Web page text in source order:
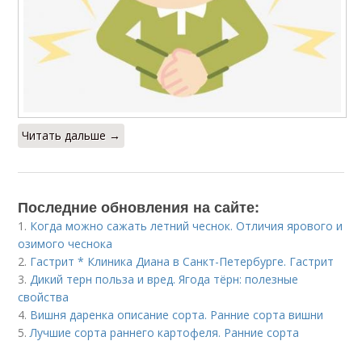
Читать дальше →
Последние обновления на сайте:
1. Когда можно сажать летний чеснок. Отличия ярового и
озимого чеснока
2. Гастрит * Клиника Диана в Санкт-Петербурге. Гастрит
3. Дикий терн польза и вред. Ягода тёрн: полезные
свойства
4. Вишня даренка описание сорта. Ранние сорта вишни
5. Лучшие сорта раннего картофеля. Ранние сорта